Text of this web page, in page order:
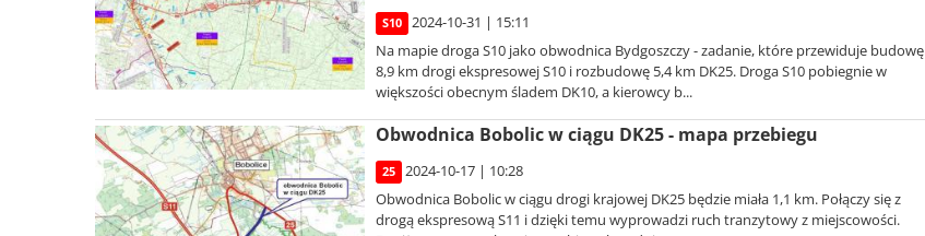
S10
2024-10-31 | 15:11
Na mapie droga S10 jako obwodnica Bydgoszczy - zadanie, które przewiduje budowę
8,9 km drogi ekspresowej S10 i rozbudowę 5,4 km DK25. Droga S10 pobiegnie w
większości obecnym śladem DK10, a kierowcy b...
Obwodnica Bobolic w ciągu DK25 - mapa przebiegu
25
2024-10-17 | 10:28
Obwodnica Bobolic w ciągu drogi krajowej DK25 będzie miała 1,1 km. Połączy się z
drogą ekspresową S11 i dzięki temu wyprowadzi ruch tranzytowy z miejscowości.